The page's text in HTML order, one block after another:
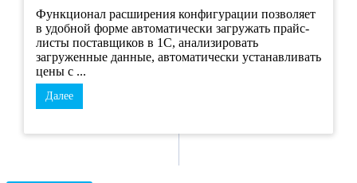
Функционал расширения конфигурации позволяет
в удобной форме автоматически загружать прайс-
листы поставщиков в 1С, анализировать
загруженные данные, автоматически устанавливать
цены с ...
Далее